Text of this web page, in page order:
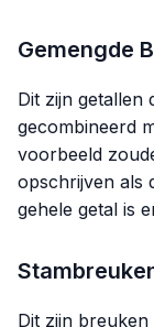
Gemengde
Dit zijn getallen
gecombineerd
voorbeeld
opschrijven als
gehele getal is
Dit zijn breuken